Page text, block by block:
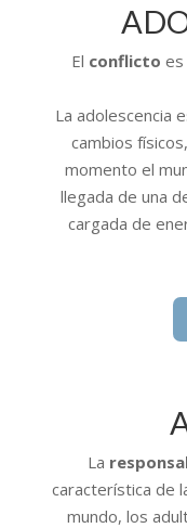
El conflicto es
La adolescencia
cambios
momento el
llegada de una
cargada de
La
característica de
mundo, los